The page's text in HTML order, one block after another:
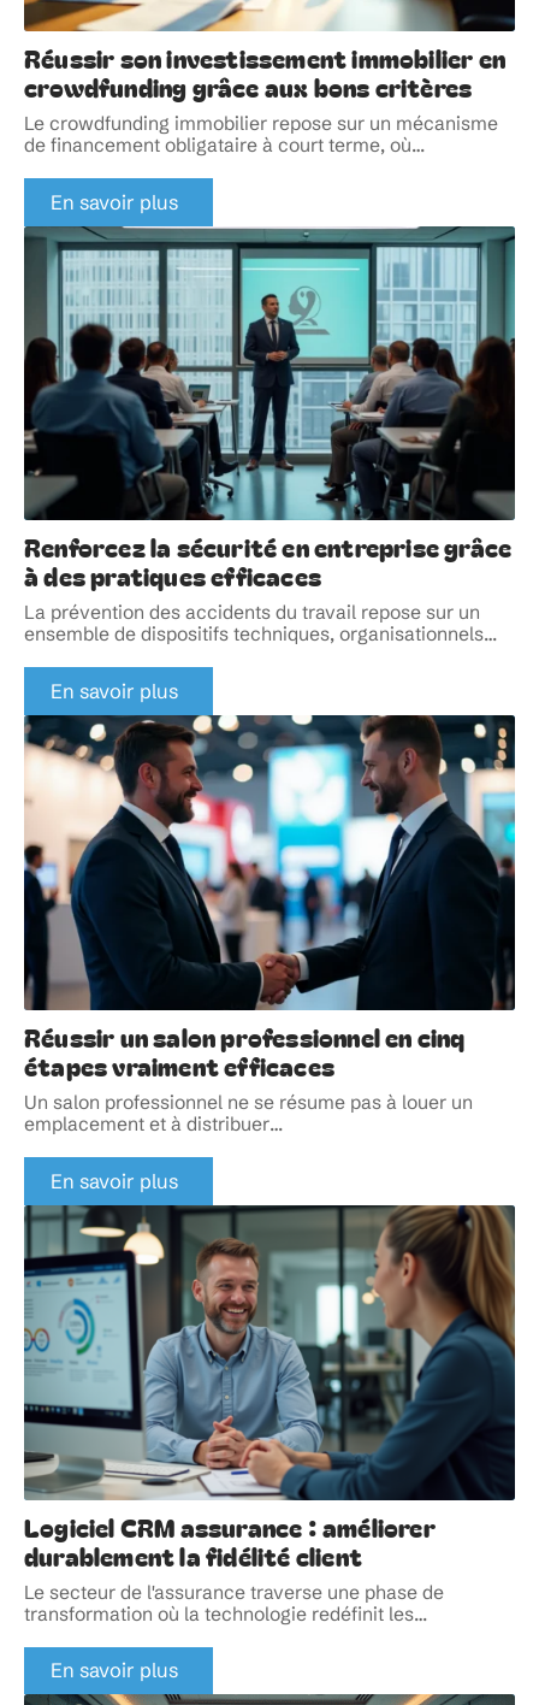
Réussir son investissement immobilier en
crowdfunding grâce aux bons critères
Le crowdfunding immobilier repose sur un mécanisme
de financement obligataire à court terme, où…
En savoir plus
Renforcez la sécurité en entreprise grâce
à des pratiques efficaces
La prévention des accidents du travail repose sur un
ensemble de dispositifs techniques, organisationnels…
En savoir plus
Réussir un salon professionnel en cinq
étapes vraiment efficaces
Un salon professionnel ne se résume pas à louer un
emplacement et à distribuer…
En savoir plus
Logiciel CRM assurance : améliorer
durablement la fidélité client
Le secteur de l'assurance traverse une phase de
transformation où la technologie redéfinit les…
En savoir plus